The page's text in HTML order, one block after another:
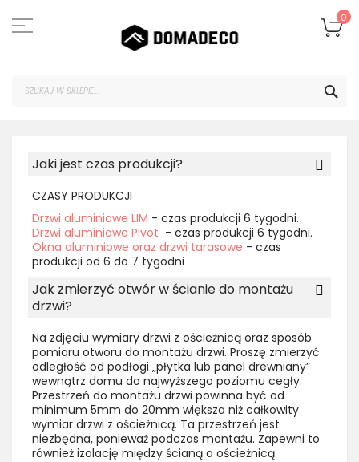
do
treści
0
Jaki jest czas produkcji?
CZASY PRODUKCJI
Drzwi aluminiowe LIM - czas produkcji 6 tygodni.
Drzwi aluminiowe Pivot - czas produkcji 6 tygodni.
Okna aluminiowe oraz drzwi tarasowe - czas
produkcji od 6 do 7 tygodni
Jak zmierzyć otwór w ścianie do montażu
drzwi?
Na zdjęciu wymiary drzwi z ościeżnicą oraz sposób
pomiaru otworu do montażu drzwi. Proszę zmierzyć
odległość od podłogi „płytka lub panel drewniany”
wewnątrz domu do najwyższego poziomu cegły.
Przestrzeń do montażu drzwi powinna być od
minimum 5mm do 20mm większa niż całkowity
wymiar drzwi z ościeżnicą. Ta przestrzeń jest
niezbędna, ponieważ podczas montażu. Zapewni to
również izolację między ścianą a ościeżnicą.